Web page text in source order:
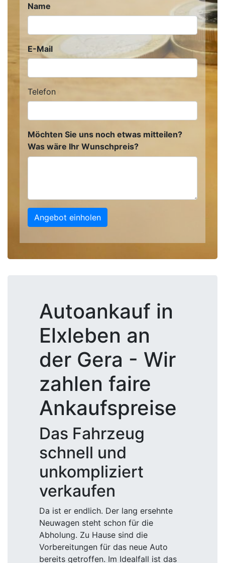
Name
E-Mail
Telefon
Möchten Sie uns noch etwas mitteilen?
Was wäre Ihr Wunschpreis?
Angebot einholen
Autoankauf in
Elxleben an
der Gera - Wir
zahlen faire
Ankaufspreise
Das Fahrzeug
schnell und
unkompliziert
verkaufen
Da ist er endlich. Der lang ersehnte
Neuwagen steht schon für die
Abholung. Zu Hause sind die
Vorbereitungen für das neue Auto
bereits getroffen. Im Idealfall ist das